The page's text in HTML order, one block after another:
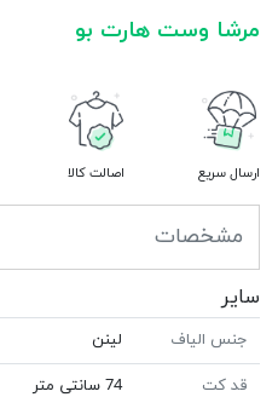
مرشا وست هارت بو
ارسال سریع اصالت کالا
مشخصات
سایر
جنس الیاف لینن
قد کت 74 سانتی متر